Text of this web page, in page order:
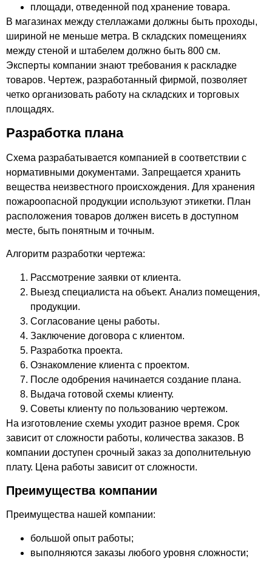
площади, отведенной под хранение товара.
В магазинах между стеллажами должны быть проходы,
шириной не меньше метра. В складских помещениях
между стеной и штабелем должно быть 800 см.
Эксперты компании знают требования к раскладке
товаров. Чертеж, разработанный фирмой, позволяет
четко организовать работу на складских и торговых
площадях.
Разработка плана
Схема разрабатывается компанией в соответствии с
нормативными документами. Запрещается хранить
вещества неизвестного происхождения. Для хранения
пожароопасной продукции используют этикетки. План
расположения товаров должен висеть в доступном
месте, быть понятным и точным.
Алгоритм разработки чертежа:
Рассмотрение заявки от клиента.
Выезд специалиста на объект. Анализ помещения,
продукции.
Согласование цены работы.
Заключение договора с клиентом.
Разработка проекта.
Ознакомление клиента с проектом.
После одобрения начинается создание плана.
Выдача готовой схемы клиенту.
Советы клиенту по пользованию чертежом.
На изготовление схемы уходит разное время. Срок
зависит от сложности работы, количества заказов. В
компании доступен срочный заказ за дополнительную
плату. Цена работы зависит от сложности.
Преимущества компании
Преимущества нашей компании:
большой опыт работы;
выполняются заказы любого уровня сложности;